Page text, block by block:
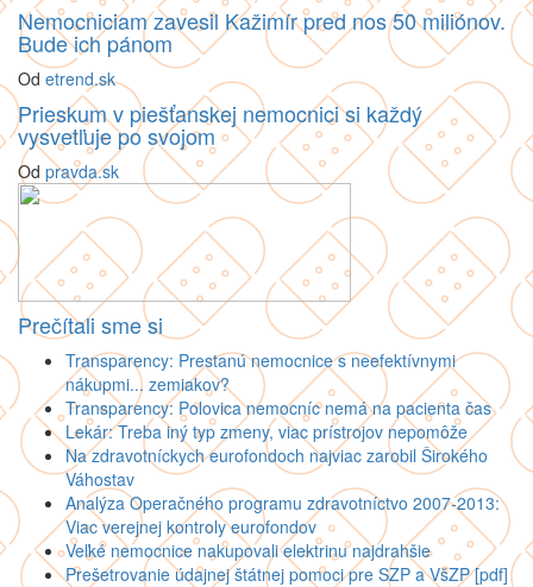
Nemocniciam zavesil Kažimír pred nos 50 miliónov.
Bude ich pánom
Od etrend.sk
Prieskum v piešťanskej nemocnici si každý
vysvetľuje po svojom
Od pravda.sk
Prečítali sme si
Transparency: Prestanú nemocnice s neefektívnymi
nákupmi... zemiakov?
Transparency: Polovica nemocníc nemá na pacienta čas
Lekár: Treba iný typ zmeny, viac prístrojov nepomôže
Na zdravotníckych eurofondoch najviac zarobil Širokého
Váhostav
Analýza Operačného programu zdravotníctvo 2007-2013:
Viac verejnej kontroly eurofondov
Veľké nemocnice nakupovali elektrinu najdrahšie
Prešetrovanie údajnej štátnej pomoci pre SZP a VšZP [pdf]